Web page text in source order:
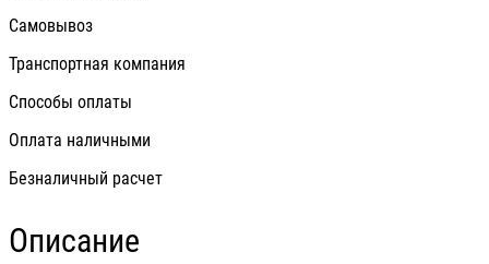
Самовывоз
Транспортная компания
Способы оплаты
Оплата наличными
Безналичный расчет
Описание